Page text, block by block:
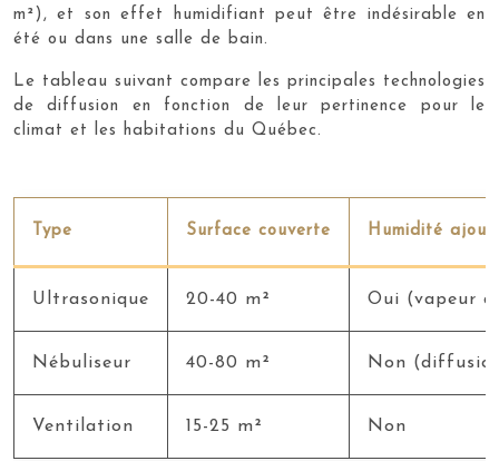
m²), et son effet humidifiant peut être indésirable en
été ou dans une salle de bain.
Le tableau suivant compare les principales technologies
de diffusion en fonction de leur pertinence pour le
climat et les habitations du Québec.
Type Surface couverte Humidité
Ultrasonique 20-40 m² Oui (vapeur
Nébuliseur 40-80 m² Non
Ventilation 15-25 m² Non